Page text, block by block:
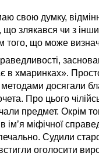
свою думку,
злякався чи з
того, що може
в хмаринках».
досягали
Про цього
предмет. Окрім
міфічної
Судили
оголосити